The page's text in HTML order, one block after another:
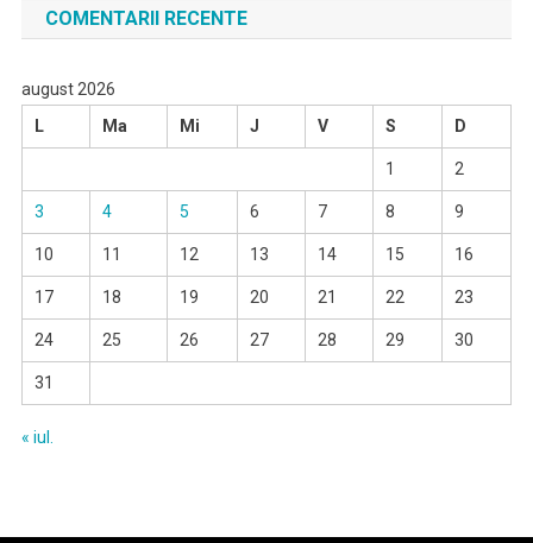
COMENTARII RECENTE
august 2026
L
Ma Mi J V S D
1 2
3 4 5 6 7 8 9
10 11 12 13 14 15 16
17 18 19 20 21 22 23
24 25 26 27 28 29 30
31
« iul.